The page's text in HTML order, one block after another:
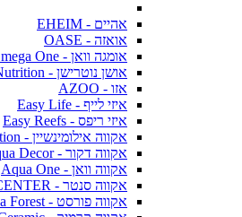
אהיים - EHEIM
אואזה - OASE
אומגה וואן - Omega One
אושן נוטרישן - Ocean Nutrition
אזו - AZOO
איזי לייף - Easy Life
איזי ריפס - Easy Reefs
אקווה אילומינשיין - AI Aqua Illumination
אקווה דקור - Aqua Decor
אקווה וואן - Aqua One
אקווה סנטר - AQUA CENTER
אקווה פורסט - Aqua Forest